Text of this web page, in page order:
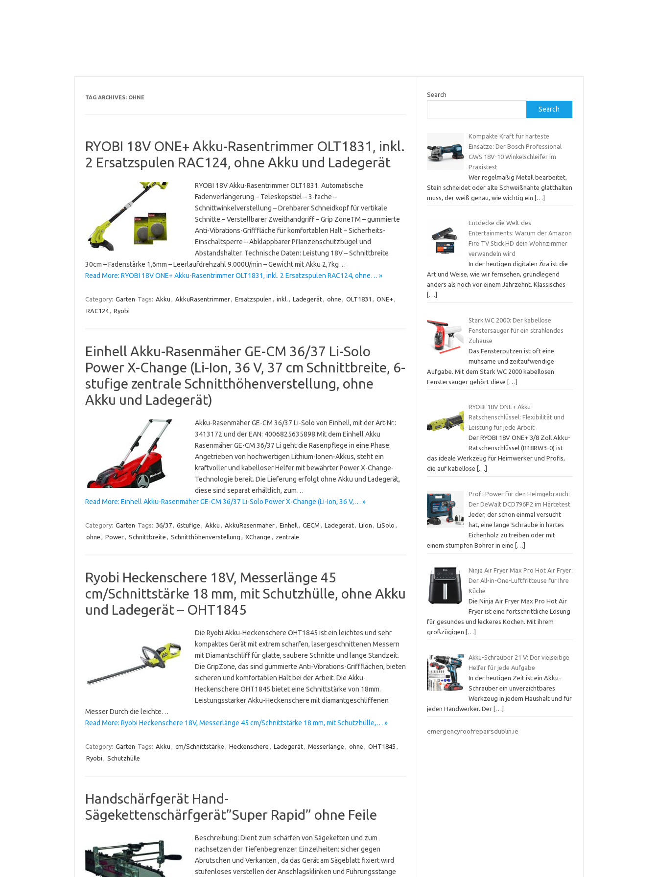
TAG ARCHIVES: OHNE
RYOBI 18V ONE+ Akku-Rasentrimmer OLT1831, inkl.
2 Ersatzspulen RAC124, ohne Akku und Ladegerät
RYOBI 18V Akku-Rasentrimmer OLT1831. Automatische
Fadenverlängerung – Teleskopstiel – 3-fache –
Schnittwinkelverstellung – Drehbarer Schneidkopf für vertikale
Schnitte – Verstellbarer Zweithandgriff – Grip ZoneTM – gummierte
Anti-Vibrations-Grifffläche für komfortablen Halt – Sicherheits-
Einschaltsperre – Abklappbarer Pflanzenschutzbügel und
Abstandshalter. Technische Daten: Leistung 18V – Schnittbreite
30cm – Fadenstärke 1,6mm – Leerlaufdrehzahl 9.000U/min – Gewicht mit Akku 2,7kg…
Read More: RYOBI 18V ONE+ Akku-Rasentrimmer OLT1831, inkl. 2 Ersatzspulen RAC124, ohne… »
Category: Garten Tags: Akku , AkkuRasentrimmer, Ersatzspulen , inkl. , Ladegerät, ohne , OLT1831 , ONE+ ,
RAC124, Ryobi
Einhell Akku-Rasenmäher GE-CM 36/37 Li-Solo
Power X-Change (Li-Ion, 36 V, 37 cm Schnittbreite, 6-
stufige zentrale Schnitthöhenverstellung, ohne
Akku und Ladegerät)
Akku-Rasenmäher GE-CM 36/37 Li-Solo von Einhell, mit der Art-Nr.:
3413172 und der EAN: 4006825635898 Mit dem Einhell Akku
Rasenmäher GE-CM 36/37 Li geht die Rasenpflege in eine Phase:
Angetrieben von hochwertigen Lithium-Ionen-Akkus, steht ein
kraftvoller und kabelloser Helfer mit bewährter Power X-Change-
Technologie bereit. Die Lieferung erfolgt ohne Akku und Ladegerät,
diese sind separat erhältlich, zum…
Read More: Einhell Akku-Rasenmäher GE-CM 36/37 Li-Solo Power X-Change (Li-Ion, 36 V,… »
Category: Garten Tags: 36/37, 6stufige , Akku , AkkuRasenmäher, Einhell, GECM , Ladegerät, LiIon , LiSolo ,
ohne , Power, Schnittbreite , Schnitthöhenverstellung , XChange , zentrale
Ryobi Heckenschere 18V, Messerlänge 45
cm/Schnittstärke 18 mm, mit Schutzhülle, ohne Akku
und Ladegerät – OHT1845
Die Ryobi Akku-Heckenschere OHT1845 ist ein leichtes und sehr
kompaktes Gerät mit extrem scharfen, lasergeschnittenen Messern
mit Diamantschliff für glatte, saubere Schnitte und lange Standzeit.
Die GripZone, das sind gummierte Anti-Vibrations-Griffflächen, bieten
sicheren und komfortablen Halt bei der Arbeit. Die Akku-
Heckenschere OHT1845 bietet eine Schnittstärke von 18mm.
Leistungsstarker Akku-Heckenschere mit diamantgeschliffenen
Messer Durch die leichte…
Read More: Ryobi Heckenschere 18V, Messerlänge 45 cm/Schnittstärke 18 mm, mit Schutzhülle,… »
Category: Garten Tags: Akku , cm/Schnittstärke , Heckenschere , Ladegerät, Messerlänge , ohne , OHT1845 ,
Ryobi , Schutzhülle
Handschärfgerät Hand-
Sägekettenschärfgerät”Super Rapid” ohne Feile
Beschreibung: Dient zum schärfen von Sägeketten und zum
nachsetzen der Tiefenbegrenzer. Einzelheiten: sicher gegen
Abrutschen und Verkanten , da das Gerät am Sägeblatt fixiert wird
stufenloses verstellen der Anschlagsklinken und Führungsstange
Search
Search
Kompakte Kraft für härteste
Einsätze: Der Bosch Professional
GWS 18V-10 Winkelschleifer im
Praxistest
Wer regelmäßig Metall bearbeitet,
Stein schneidet oder alte Schweißnähte glatthalten
muss, der weiß genau, wie wichtig ein
[…]
Entdecke die Welt des
Entertainments: Warum der Amazon
Fire TV Stick HD dein Wohnzimmer
verwandeln wird
In der heutigen digitalen Ära ist die
Art und Weise, wie wir fernsehen, grundlegend
anders als noch vor einem Jahrzehnt. Klassisches
[…]
Stark WC 2000: Der kabellose
Fenstersauger für ein strahlendes
Zuhause
Das Fensterputzen ist oft eine
mühsame und zeitaufwendige
Aufgabe. Mit dem Stark WC 2000 kabellosen
Fenstersauger gehört diese
[…]
RYOBI 18V ONE+ Akku-
Ratschenschlüssel: Flexibilität und
Leistung für jede Arbeit
Der RYOBI 18V ONE+ 3/8 Zoll Akku-
Ratschenschlüssel (R18RW3-0) ist
das ideale Werkzeug für Heimwerker und Profis,
die auf kabellose
[…]
Profi-Power für den Heimgebrauch:
Der DeWalt DCD796P2 im Härtetest
Jeder, der schon einmal versucht
hat, eine lange Schraube in hartes
Eichenholz zu treiben oder mit
einem stumpfen Bohrer in eine
[…]
Ninja Air Fryer Max Pro Hot Air Fryer:
Der All-in-One-Luftfritteuse für Ihre
Küche
Die Ninja Air Fryer Max Pro Hot Air
Fryer ist eine fortschrittliche Lösung
für gesundes und leckeres Kochen. Mit ihrem
großzügigen
[…]
Akku-Schrauber 21 V: Der vielseitige
Helfer für jede Aufgabe
In der heutigen Zeit ist ein Akku-
Schrauber ein unverzichtbares
Werkzeug in jedem Haushalt und für
jeden Handwerker. Der […]
emergencyroofrepairsdublin.ie